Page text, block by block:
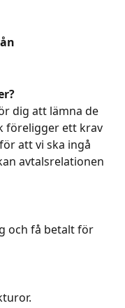
dig att lämna de
föreligger ett krav
att vi ska ingå
avtalsrelationen
och få betalt för